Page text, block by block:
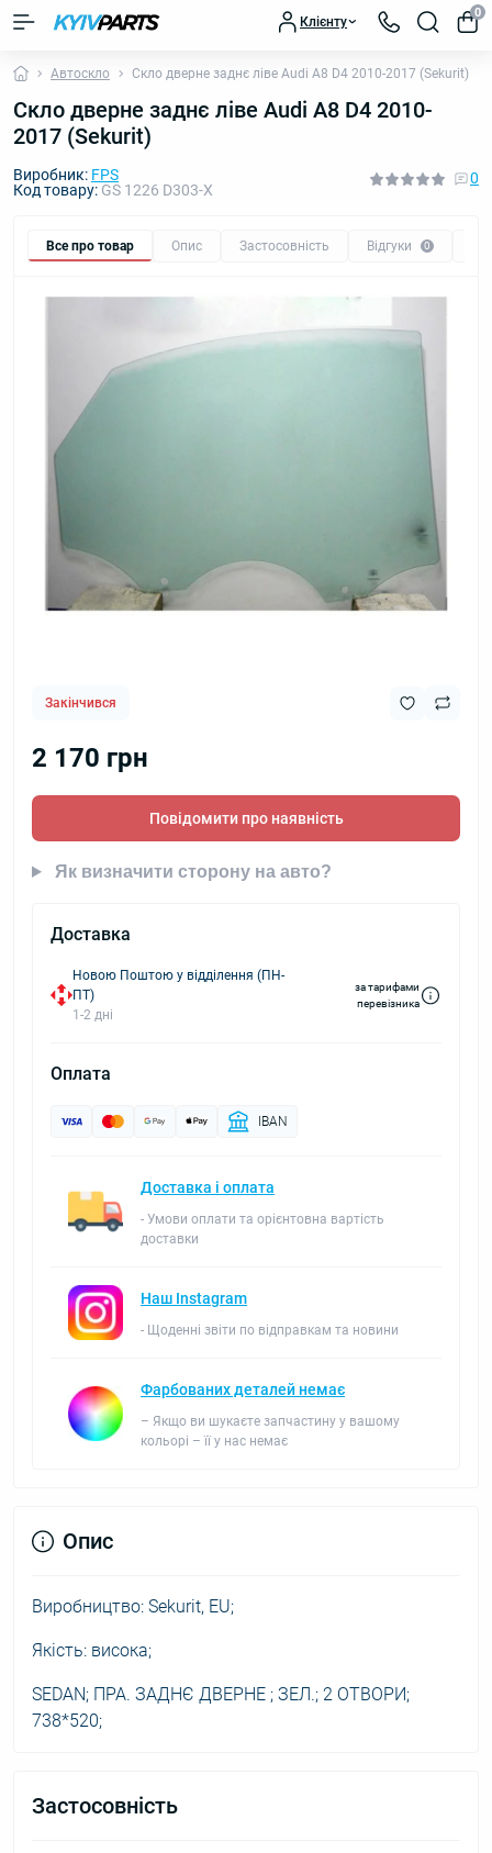
Клієнту
0
Автоскло Скло дверне заднє ліве Audi A8 D4 2010-2017 (Sekurit)
Скло дверне заднє ліве Audi A8 D4 2010-
2017 (Sekurit)
Виробник: FPS
Код товару: GS 1226 D303-X
0
Все про товар Опис Застосовність Відгуки 0
Закінчився
2 170 грн
Повідомити про наявність
Як визначити сторону на авто?
Доставка
Новою Поштою у відділення (ПН-
ПТ)
1-2 дні
за тарифами
перевізника
Оплата
IBAN
Доставка і оплата
- Умови оплати та орієнтовна вартість
доставки
Наш Instagram
- Щоденні звіти по відправкам та новини
Фарбованих деталей немає
– Якщо ви шукаєте запчастину у вашому
кольорі – її у нас немає
Опис
Виробництво: Sekurit, EU;
Якість: висока;
SEDAN; ПРА. ЗАДНЄ ДВЕРНЕ ; ЗЕЛ.; 2 ОТВОРИ;
738*520;
Застосовність